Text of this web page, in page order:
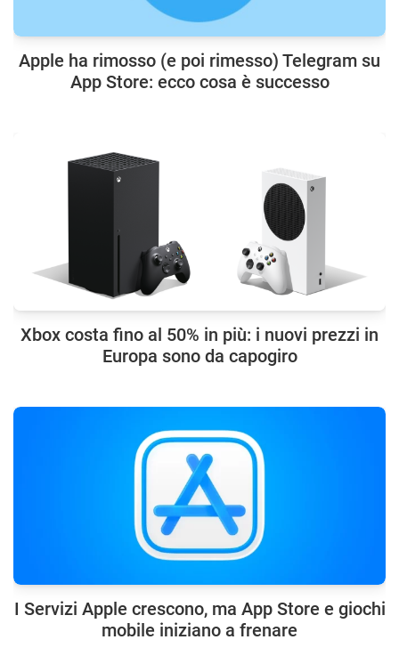
Apple ha rimosso (e poi rimesso) Telegram su
App Store: ecco cosa è successo
Xbox costa fino al 50% in più: i nuovi prezzi in
Europa sono da capogiro
I Servizi Apple crescono, ma App Store e giochi
mobile iniziano a frenare